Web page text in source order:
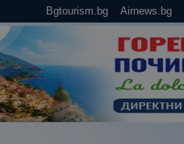
Bgtourism.bg Airnews.bg